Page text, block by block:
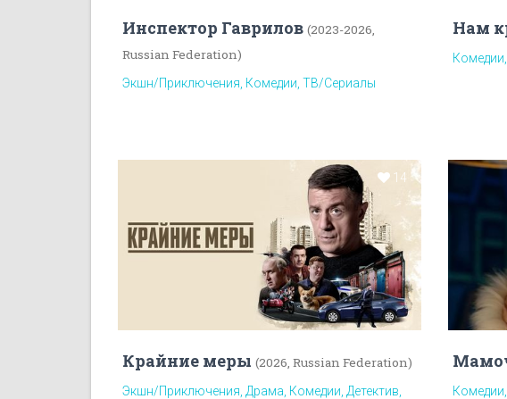
Инспектор Гаврилов (2023-2026,
Russian Federation)
Экшн/Приключения, Комедии, ТВ/Сериалы
Нам
14
Крайние меры (2026, Russian Federation)
Экшн/Приключения, Драма, Комедии, Детектив,